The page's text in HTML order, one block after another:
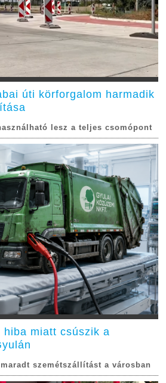
úti körforgalom harmadik
lesz a teljes csomópont
hiba miatt csúszik a
szemétszállítást a városban